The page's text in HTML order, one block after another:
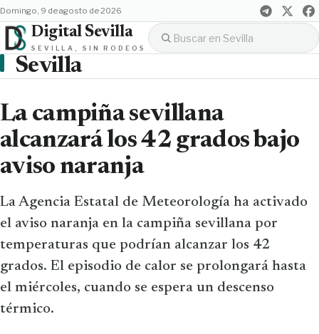
domingo, 9 de agosto de 2026
Digital Sevilla
SEVILLA, SIN RODEOS
Sevilla
La campiña sevillana
alcanzará los 42 grados bajo
aviso naranja
La Agencia Estatal de Meteorología ha activado
el aviso naranja en la campiña sevillana por
temperaturas que podrían alcanzar los 42
grados. El episodio de calor se prolongará hasta
el miércoles, cuando se espera un descenso
térmico.